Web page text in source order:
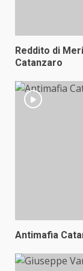
Reddito di
Catanzaro
Antimafia